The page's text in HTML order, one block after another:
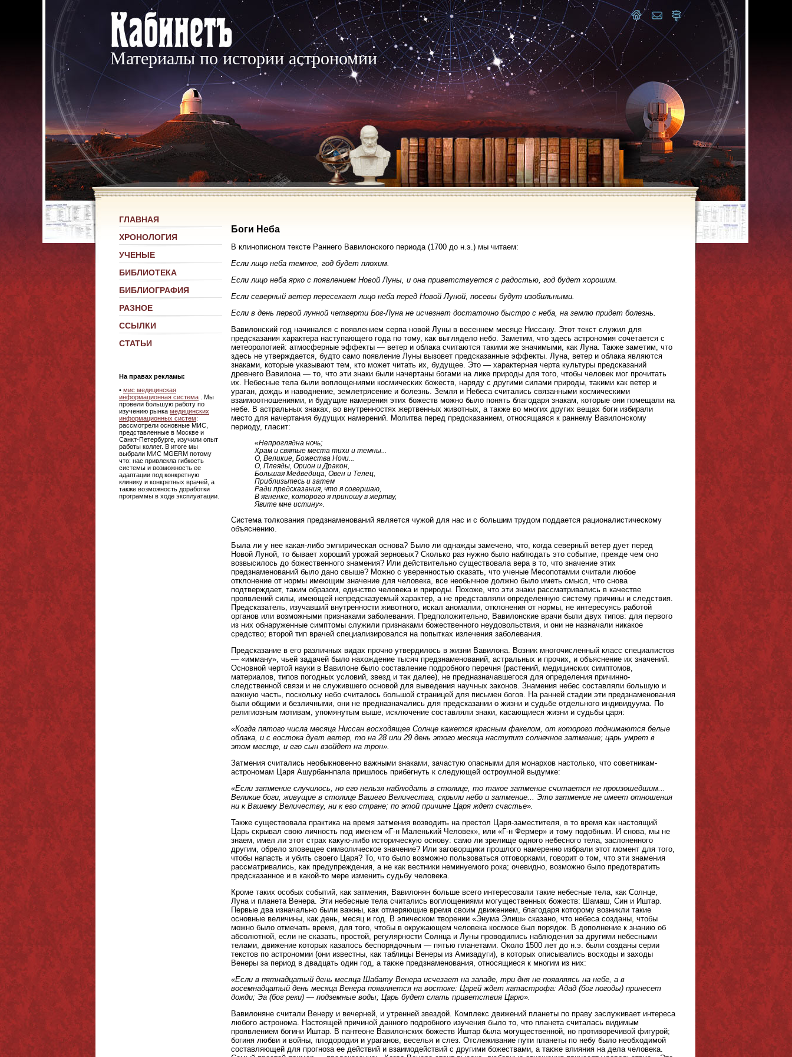
Материалы по истории астрономии
ГЛАВНАЯ
ХРОНОЛОГИЯ
УЧЕНЫЕ
БИБЛИОТЕКА
БИБЛИОГРАФИЯ
РАЗНОЕ
ССЫЛКИ
СТАТЬИ
На правах рекламы:
• мис медицинская
информационная система . Мы
провели большую работу по
изучению рынка медицинских
информационных систем:
рассмотрели основные МИС,
представленные в Москве и
Санкт-Петербурге, изучили опыт
работы коллег. В итоге мы
выбрали МИС MGERM потому
что: нас привлекла гибкость
системы и возможность ее
адаптации под конкретную
клинику и конкретных врачей, а
также возможность доработки
программы в ходе эксплуатации.
Боги Неба
В клинописном тексте Раннего Вавилонского периода (1700 до н.э.) мы читаем:
Если лицо неба темное, год будет плохим.
Если лицо неба ярко с появлением Новой Луны, и она приветствуется с радостью, год будет хорошим.
Если северный ветер пересекает лицо неба перед Новой Луной, посевы будут изобильными.
Если в день первой лунной четверти Бог-Луна не исчезнет достаточно быстро с неба, на землю придет болезнь.
Вавилонский год начинался с появлением серпа новой Луны в весеннем месяце Ниссану. Этот текст служил для
предсказания характера наступающего года по тому, как выглядело небо. Заметим, что здесь астрономия сочетается с
метеорологией: атмосферные эффекты — ветер и облака считаются такими же значимыми, как Луна. Также заметим, что
здесь не утверждается, будто само появление Луны вызовет предсказанные эффекты. Луна, ветер и облака являются
знаками, которые указывают тем, кто может читать их, будущее. Это — характерная черта культуры предсказаний
древнего Вавилона — то, что эти знаки были начертаны богами на лике природы для того, чтобы человек мог прочитать
их. Небесные тела были воплощениями космических божеств, наряду с другими силами природы, такими как ветер и
ураган, дождь и наводнение, землетрясение и болезнь. Земля и Небеса считались связанными космическими
взаимоотношениями, и будущие намерения этих божеств можно было понять благодаря знакам, которые они помещали на
небе. В астральных знаках, во внутренностях жертвенных животных, а также во многих других вещах боги избирали
место для начертания будущих намерений. Молитва перед предсказанием, относящаяся к раннему Вавилонскому
периоду, гласит:
«Непроглядна ночь;
Храм и святые места тихи и темны...
О, Великие, Божества Ночи...
О, Плеяды, Орион и Дракон,
Большая Медведица, Овен и Телец,
Приблизьтесь и затем
Ради предсказания, что я совершаю,
В ягненке, которого я приношу в жертву,
Явите мне истину».
Система толкования предзнаменований является чужой для нас и с большим трудом поддается рационалистическому
объяснению.
Была ли у нее какая-либо эмпирическая основа? Было ли однажды замечено, что, когда северный ветер дует перед
Новой Луной, то бывает хороший урожай зерновых? Сколько раз нужно было наблюдать это событие, прежде чем оно
возвысилось до божественного знамения? Или действительно существовала вера в то, что значение этих
предзнаменований было дано свыше? Можно с уверенностью сказать, что ученые Месопотамии считали любое
отклонение от нормы имеющим значение для человека, все необычное должно было иметь смысл, что снова
подтверждает, таким образом, единство человека и природы. Похоже, что эти знаки рассматривались в качестве
проявлений силы, имеющей непредсказуемый характер, а не представляли определенную систему причины и следствия.
Предсказатель, изучавший внутренности животного, искал аномалии, отклонения от нормы, не интересуясь работой
органов или возможными признаками заболевания. Предположительно, Вавилонские врачи были двух типов: для первого
из них обнаруженные симптомы служили признаками божественного неудовольствия, и они не назначали никакое
средство; второй тип врачей специализировался на попытках излечения заболевания.
Предсказание в его различных видах прочно утвердилось в жизни Вавилона. Возник многочисленный класс специалистов
— «имману», чьей задачей было нахождение тысяч предзнаменований, астральных и прочих, и объяснение их значений.
Основной чертой науки в Вавилоне было составление подробного перечня (растений, медицинских симптомов,
материалов, типов погодных условий, звезд и так далее), не предназначавшегося для определения причинно-
следственной связи и не служившего основой для выведения научных законов. Знамения небес составляли большую и
важную часть, поскольку небо считалось большой страницей для письмен богов. На ранней стадии эти предзнаменования
были общими и безличными, они не предназначались для предсказании о жизни и судьбе отдельного индивидуума. По
религиозным мотивам, упомянутым выше, исключение составляли знаки, касающиеся жизни и судьбы царя:
«Когда пятого числа месяца Ниссан восходящее Солнце кажется красным факелом, от которого поднимаются белые
облака, и с востока дует ветер, то на 28 или 29 день этого месяца наступит солнечное затмение; царь умрет в
этом месяце, и его сын взойдет на трон».
Затмения считались необыкновенно важными знаками, зачастую опасными для монархов настолько, что советникам-
астрономам Царя Ашурбаннпала пришлось прибегнуть к следующей остроумной выдумке:
«Если затмение случилось, но его нельзя наблюдать в столице, то такое затмение считается не произошедшим...
Великие боги, живущие в столице Вашего Величества, скрыли небо и затмение... Это затмение не имеет отношения
ни к Вашему Величеству, ни к его стране; по этой причине Царя ждет счастье».
Также существовала практика на время затмения возводить на престол Царя-заместителя, в то время как настоящий
Царь скрывал свою личность под именем «Г-н Маленький Человек», или «Г-н Фермер» и тому подобным. И снова, мы не
знаем, имел ли этот страх какую-либо историческую основу: само ли зрелище одного небесного тела, заслоненного
другим, обрело зловещее символическое значение? Или заговорщики прошлого намеренно избрали этот момент для того,
чтобы напасть и убить своего Царя? То, что было возможно пользоваться отговорками, говорит о том, что эти знамения
рассматривались, как предупреждения, а не как вестники неминуемого рока; очевидно, возможно было предотвратить
предсказанное и в какой-то мере изменить судьбу человека.
Кроме таких особых событий, как затмения, Вавилонян больше всего интересовали такие небесные тела, как Солнце,
Луна и планета Венера. Эти небесные тела считались воплощениями могущественных божеств: Шамаш, Син и Иштар.
Первые два изначально были важны, как отмеряющие время своим движением, благодаря которому возникли такие
основные величины, как день, месяц и год. В эпическом творении «Энума Элиш» сказано, что небеса созданы, чтобы
можно было отмечать время, для того, чтобы в окружающем человека космосе был порядок. В дополнение к знанию об
абсолютной, если не сказать, простой, регулярности Солнца и Луны проводились наблюдения за другими небесными
телами, движение которых казалось беспорядочным — пятью планетами. Около 1500 лет до н.э. были созданы серии
текстов по астрономии (они известны, как таблицы Венеры из Амизадуги), в которых описывались восходы и заходы
Венеры за период в двадцать один год, а также предзнаменования, относящиеся к многим из них:
«Если в пятнадцатый день месяца Шабату Венера исчезает на западе, три дня не появляясь на небе, а в
восемнадцатый день месяца Венера появляется на востоке: Царей ждет катастрофа: Адад (бог погоды) принесет
дожди; Эа (бог реки) — подземные воды; Царь будет слать приветствия Царю».
Вавилоняне считали Венеру и вечерней, и утренней звездой. Комплекс движений планеты по праву заслуживает интереса
любого астронома. Настоящей причиной данного подробного изучения было то, что планета считалась видимым
проявлением богини Иштар. В пантеоне Вавилонских божеств Иштар была могущественной, но противоречивой фигурой;
богиня любви и войны, плодородия и ураганов, веселья и слез. Отслеживание пути планеты по небу было необходимой
составляющей для прогноза ее действий и взаимодействий с другими божествами, а также влияния на дела человека.